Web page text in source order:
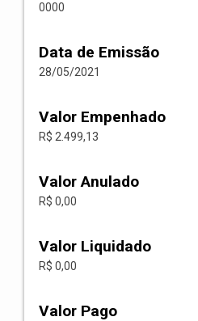
0000
Data de Emissão
28/05/2021
Valor Empenhado
R$ 2.499,13
Valor Anulado
R$ 0,00
Valor Liquidado
R$ 0,00
Valor Pago